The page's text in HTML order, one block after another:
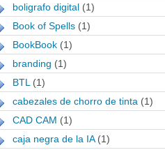
boligrafo digital (1)
Book of Spells (1)
BookBook (1)
branding (1)
BTL (1)
cabezales de chorro de tinta (1)
CAD CAM (1)
caja negra de la IA (1)